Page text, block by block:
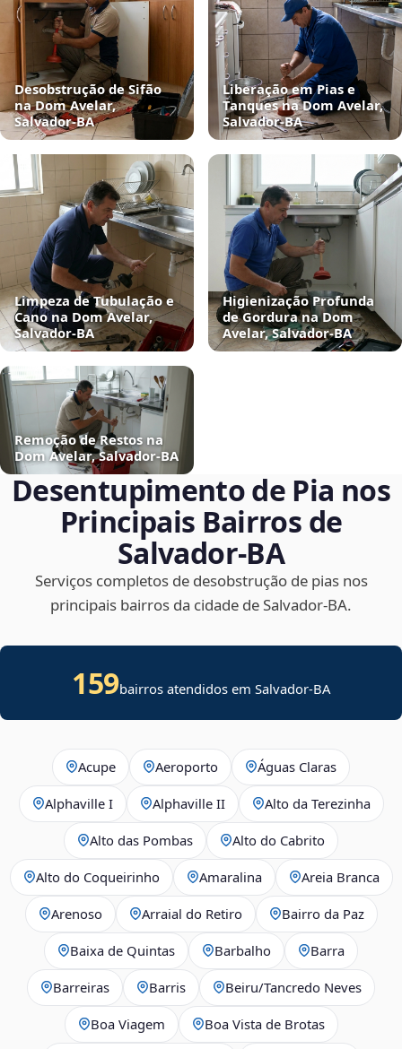
Desobstrução de Sifão
na Dom Avelar,
Salvador‑BA
Liberação em Pias e
Tanques na Dom Avelar,
Salvador‑BA
Limpeza de Tubulação e
Cano na Dom Avelar,
Salvador‑BA
Higienização Profunda
de Gordura na Dom
Avelar, Salvador‑BA
Remoção de Restos na
Dom Avelar, Salvador‑BA
Desentupimento de Pia nos
Principais Bairros de
Salvador‑BA
Serviços completos de desobstrução de pias nos
principais bairros da cidade de Salvador‑BA.
159bairros atendidos em Salvador-BA
Acupe Aeroporto Águas Claras
Alphaville I Alphaville II Alto da Terezinha
Alto das Pombas Alto do Cabrito
Alto do Coqueirinho Amaralina Areia Branca
Arenoso Arraial do Retiro Bairro da Paz
Baixa de Quintas Barbalho Barra
Barreiras Barris Beiru/Tancredo Neves
Boa Viagem Boa Vista de Brotas